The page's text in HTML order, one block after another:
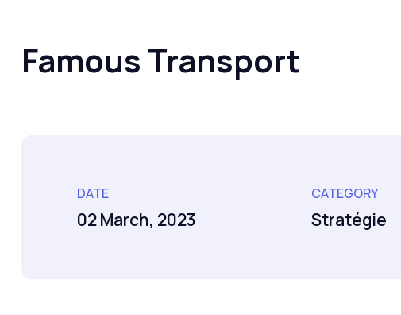
Famous Transport
DATE
02 March, 2023
CATEGORY
Stratégie